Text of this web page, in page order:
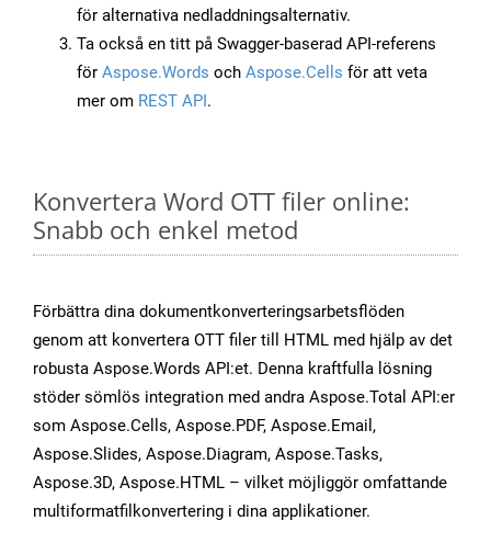
för alternativa nedladdningsalternativ.
Ta också en titt på Swagger-baserad API-referens
för Aspose.Words och Aspose.Cells för att veta
mer om REST API.
Konvertera Word OTT filer online:
Snabb och enkel metod
Förbättra dina dokumentkonverteringsarbetsflöden
genom att konvertera OTT filer till HTML med hjälp av det
robusta Aspose.Words API:et. Denna kraftfulla lösning
stöder sömlös integration med andra Aspose.Total API:er
som Aspose.Cells, Aspose.PDF, Aspose.Email,
Aspose.Slides, Aspose.Diagram, Aspose.Tasks,
Aspose.3D, Aspose.HTML – vilket möjliggör omfattande
multiformatfilkonvertering i dina applikationer.